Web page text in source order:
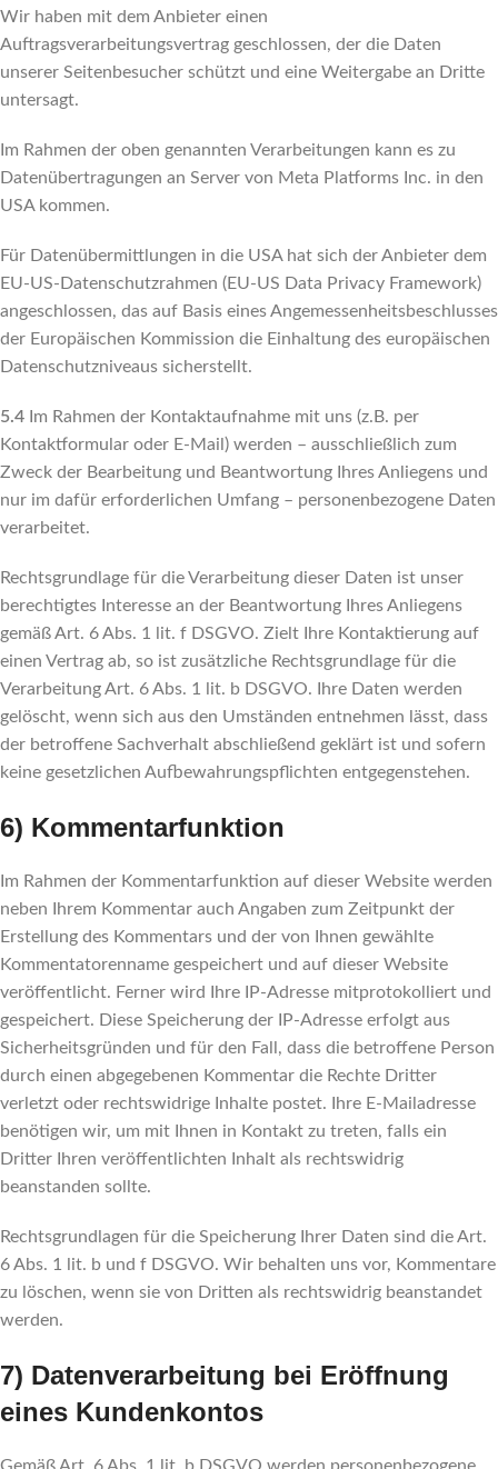
Wir haben mit dem Anbieter einen
Auftragsverarbeitungsvertrag geschlossen, der die Daten
unserer Seitenbesucher schützt und eine Weitergabe an Dritte
untersagt.
Im Rahmen der oben genannten Verarbeitungen kann es zu
Datenübertragungen an Server von Meta Platforms Inc. in den
USA kommen.
Für Datenübermittlungen in die USA hat sich der Anbieter dem
EU-US-Datenschutzrahmen (EU-US Data Privacy Framework)
angeschlossen, das auf Basis eines Angemessenheitsbeschlusses
der Europäischen Kommission die Einhaltung des europäischen
Datenschutzniveaus sicherstellt.
5.4 Im Rahmen der Kontaktaufnahme mit uns (z.B. per
Kontaktformular oder E-Mail) werden – ausschließlich zum
Zweck der Bearbeitung und Beantwortung Ihres Anliegens und
nur im dafür erforderlichen Umfang – personenbezogene Daten
verarbeitet.
Rechtsgrundlage für die Verarbeitung dieser Daten ist unser
berechtigtes Interesse an der Beantwortung Ihres Anliegens
gemäß Art. 6 Abs. 1 lit. f DSGVO. Zielt Ihre Kontaktierung auf
einen Vertrag ab, so ist zusätzliche Rechtsgrundlage für die
Verarbeitung Art. 6 Abs. 1 lit. b DSGVO. Ihre Daten werden
gelöscht, wenn sich aus den Umständen entnehmen lässt, dass
der betroffene Sachverhalt abschließend geklärt ist und sofern
keine gesetzlichen Aufbewahrungspflichten entgegenstehen.
6) Kommentarfunktion
Im Rahmen der Kommentarfunktion auf dieser Website werden
neben Ihrem Kommentar auch Angaben zum Zeitpunkt der
Erstellung des Kommentars und der von Ihnen gewählte
Kommentatorenname gespeichert und auf dieser Website
veröffentlicht. Ferner wird Ihre IP-Adresse mitprotokolliert und
gespeichert. Diese Speicherung der IP-Adresse erfolgt aus
Sicherheitsgründen und für den Fall, dass die betroffene Person
durch einen abgegebenen Kommentar die Rechte Dritter
verletzt oder rechtswidrige Inhalte postet. Ihre E-Mailadresse
benötigen wir, um mit Ihnen in Kontakt zu treten, falls ein
Dritter Ihren veröffentlichten Inhalt als rechtswidrig
beanstanden sollte.
Rechtsgrundlagen für die Speicherung Ihrer Daten sind die Art.
6 Abs. 1 lit. b und f DSGVO. Wir behalten uns vor, Kommentare
zu löschen, wenn sie von Dritten als rechtswidrig beanstandet
werden.
7) Datenverarbeitung bei Eröffnung
eines Kundenkontos